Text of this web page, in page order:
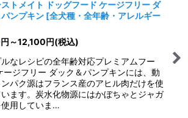
トメイト ドッグフード ケージフリー ダ
ンプキン [全犬種・全年齢・アレルギー
円 ～12,100円(税込)
なレシピの全年齢対応プレミアムフー
ージフリー ダック＆パンプキンには、動
パク源はフランス産のアヒル肉だけを使
います。炭水化物源にはかぼちゃとジャガ
使用していま…